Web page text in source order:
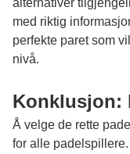
alternativer
med riktig
perfekte paret som
nivå.
Konklusjon:
Å velge de rette
for alle